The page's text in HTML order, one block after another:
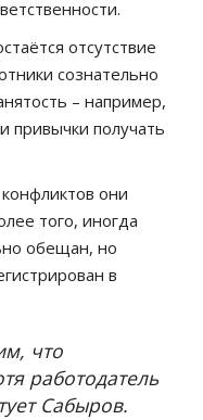
отсутствие
сознательно
– например,
привычки получать
они
того, иногда
обещан, но
в
что
работодатель
Сабыров.